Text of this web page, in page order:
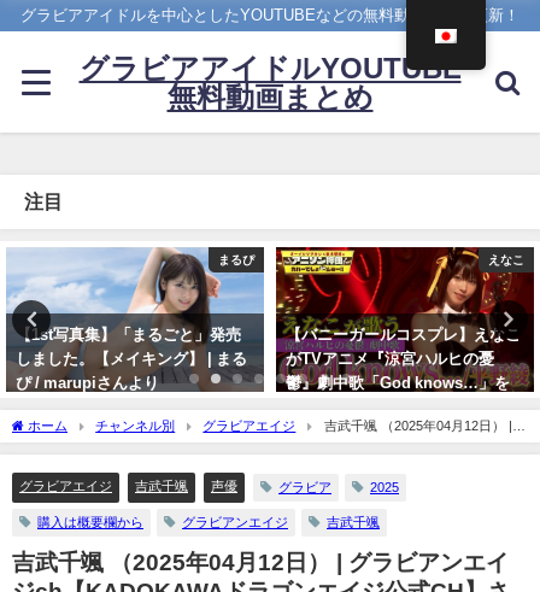
グラビアアイドルを中心としたYOUTUBEなどの無料動画を日々更新！
グラビアアイドルYOUTUBE
無料動画まとめ
注目
えなこ
【バニーガールコスプレ】えなこ
がTVアニメ『涼宮ハルヒの憂
鬱』劇中歌「God knows…」を
神カバー！！
4K UPSCALING CLUB
今田美桜【4K】（2022年09月14
日） | 4K UPSCALING CLUBさん
より
ホーム チャンネル別 グラビアエイジ
吉武千颯 （2025年04月12日） |
グラビアンエイジch【KADOKAWAドラゴンエイジ公式CH】さんより
グラビアエイジ 吉武千颯 声優 グラビア 2025
購入は概要欄から グラビアンエイジ 吉武千颯
吉武千颯 （2025年04月12日） | グラビアンエイ